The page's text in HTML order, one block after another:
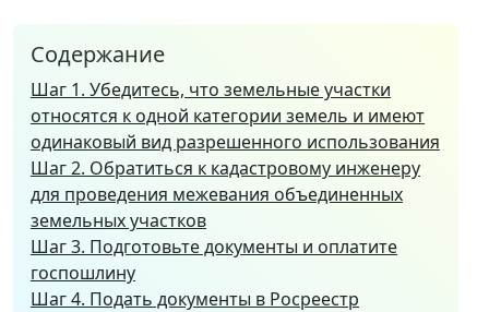
Содержание
Шаг 1. Убедитесь, что земельные участки
относятся к одной категории земель и имеют
одинаковый вид разрешенного использования
Шаг 2. Обратиться к кадастровому инженеру
для проведения межевания объединенных
земельных участков
Шаг 3. Подготовьте документы и оплатите
госпошлину
Шаг 4. Подать документы в Росреестр